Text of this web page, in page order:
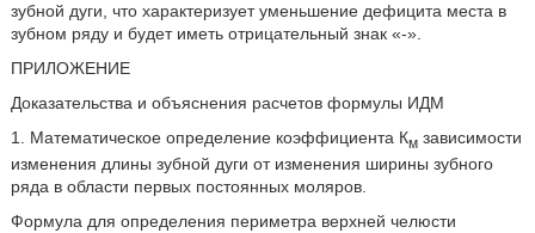
зубной дуги, что характеризует уменьшение дефицита места в
зубном ряду и будет иметь отрицательный знак «-».
ПРИЛОЖЕНИЕ
Доказательства и объяснения расчетов формулы ИДМ
1. Математическое определение коэффициента Кмзависимости
изменения длины зубной дуги от изменения ширины зубного
ряда в области первых постоянных моляров.
Формула для определения периметра верхней челюсти